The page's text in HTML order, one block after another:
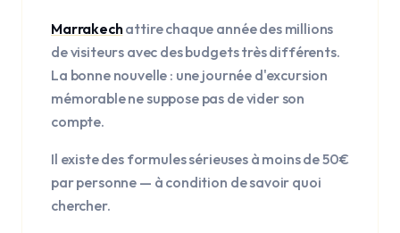
Marrakechattire chaque année des millions
de visiteurs avec des budgets très différents.
La bonne nouvelle : une journée d'excursion
mémorable ne suppose pas de vider son
compte.
Il existe des formules sérieuses à moins de 50€
par personne — à condition de savoir quoi
chercher.